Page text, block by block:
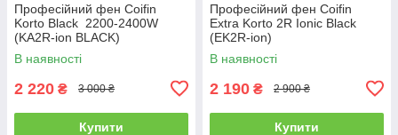
Професійний фен Сoifin
Korto Black 2200-2400W
(KA2R-ion BLACK)
В наявності
2 220 ₴ 3 000 ₴
Купити
Професійний фен Coifin
Extra Korto 2R Ionic Black
(EK2R-ion)
В наявності
2 190 ₴ 2 900 ₴
Купити